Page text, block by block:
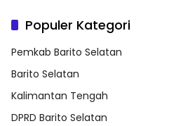
Populer Kategori
Pemkab Barito Selatan
Barito Selatan
Kalimantan Tengah
DPRD Barito Selatan